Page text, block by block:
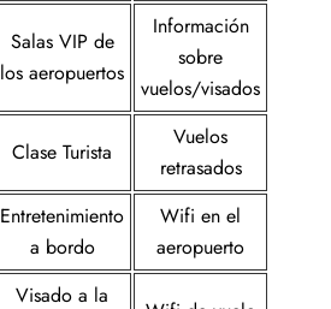
Salas VIP de
los aeropuertos
Información
sobre
vuelos/visados
Clase Turista
Vuelos
retrasados
Entretenimiento
a bordo
Wifi en el
aeropuerto
Visado a la